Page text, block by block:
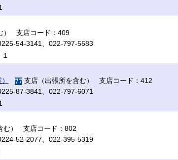
） 支店コード：409
54-3141、022-797-5683
支店（出張所を含む） 支店コード：412
87-3841、022-797-6071
む） 支店コード：802
52-2077、022-395-5319